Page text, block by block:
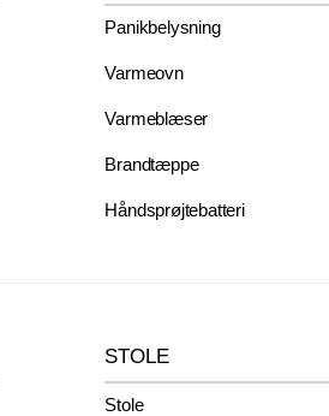
Panikbelysning
Varmeovn
Varmeblæser
Brandtæppe
Håndsprøjtebatteri
STOLE
Stole